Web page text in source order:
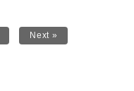
Next »